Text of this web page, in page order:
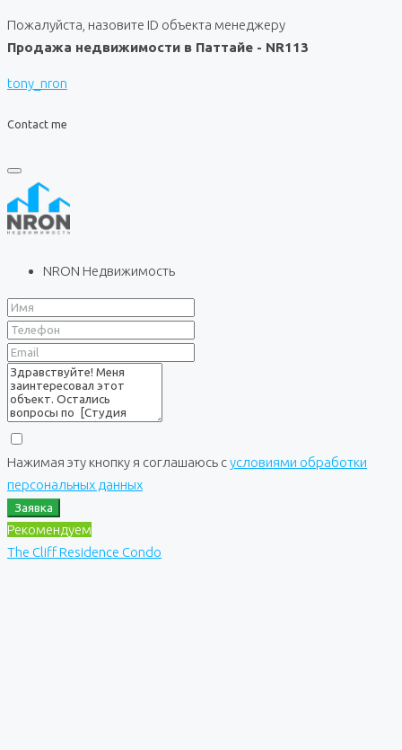
Пожалуйста, назовите ID объекта менеджеру
Продажа недвижимости в Паттайе - NR113
tony_nron
Contact me
NRON Недвижимость
Нажимая эту кнопку я соглашаюсь сусловиями обработки
персональных данных
Заявка
Рекомендуем
The Cliff Residence Condo